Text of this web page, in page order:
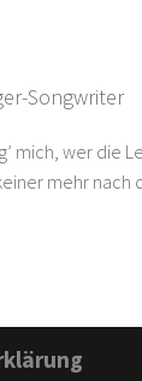
Songwriter
mich, wer die
mehr nach